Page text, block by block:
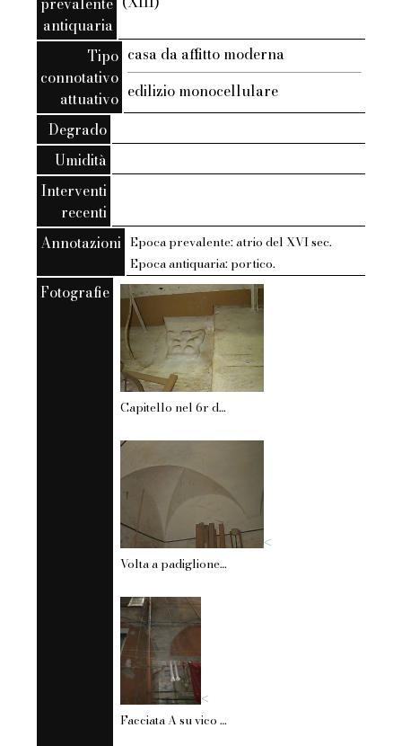
antiquaria
Tipo
connotativo
attuativo
casa da affitto moderna
edilizio monocellulare
Degrado
Umidità
Interventi
recenti
Annotazioni Epoca prevalente: atrio del XVI sec.
Epoca antiquaria: portico.
Fotografie
Capitello nel 6r di vico Sauli (corpo 1).
<
Volta a padiglione 6r (corpo 1).
<
Facciata A su vico Sauli. Portico tamponato (corpo 1).